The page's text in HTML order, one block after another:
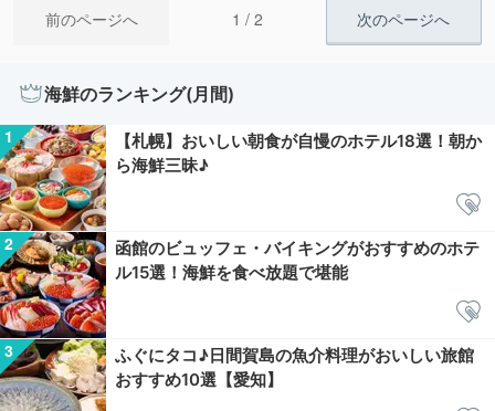
前のページへ 1 / 2 次のページへ
海鮮のランキング(月間)
【札幌】おいしい朝食が自慢のホテル18選！朝か
ら海鮮三昧♪
函館のビュッフェ・バイキングがおすすめのホテ
ル15選！海鮮を食べ放題で堪能
ふぐにタコ♪日間賀島の魚介料理がおいしい旅館
おすすめ10選【愛知】